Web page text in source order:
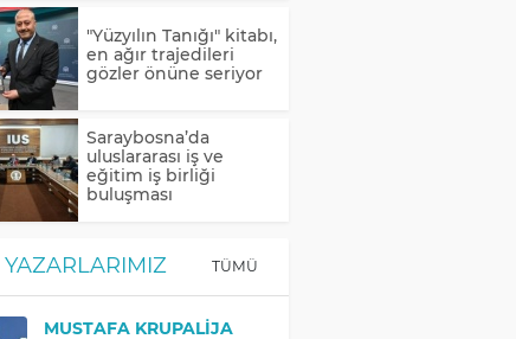
"Yüzyılın Tanığı" kitabı,
en ağır trajedileri
gözler önüne seriyor
Saraybosna’da
uluslararası iş ve
eğitim iş birliği
buluşması
YAZARLARIMIZ TÜMÜ
MUSTAFA KRUPALIJA